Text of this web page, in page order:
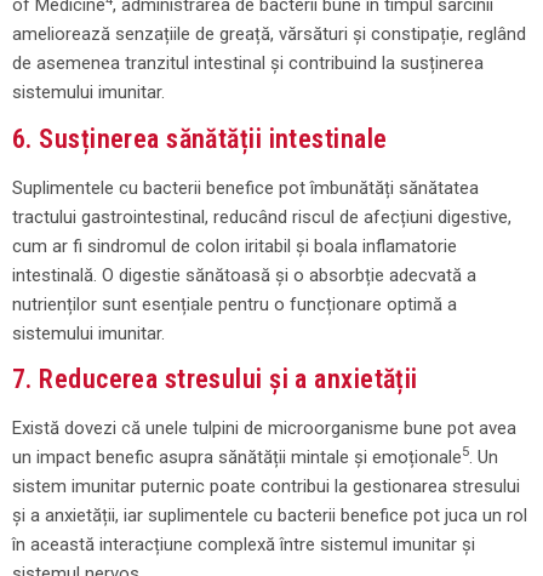
of Medicine , administrarea de bacterii bune în timpul sarcinii
ameliorează senzațiile de greață, vărsături și constipație, reglând
de asemenea tranzitul intestinal și contribuind la susținerea
sistemului imunitar.
6. Susținerea sănătății intestinale
Suplimentele cu bacterii benefice pot îmbunătăți sănătatea
tractului gastrointestinal, reducând riscul de afecțiuni digestive,
cum ar fi sindromul de colon iritabil și boala inflamatorie
intestinală. O digestie sănătoasă și o absorbție adecvată a
nutrienților sunt esențiale pentru o funcționare optimă a
sistemului imunitar.
7. Reducerea stresului și a anxietății
Există dovezi că unele tulpini de microorganisme bune pot avea
un impact benefic asupra sănătății mintale și emoționale5. Un
sistem imunitar puternic poate contribui la gestionarea stresului
și a anxietății, iar suplimentele cu bacterii benefice pot juca un rol
în această interacțiune complexă între sistemul imunitar și